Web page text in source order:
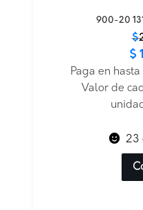
900-20
$
original
actual
$
Paga en
Valor de
23